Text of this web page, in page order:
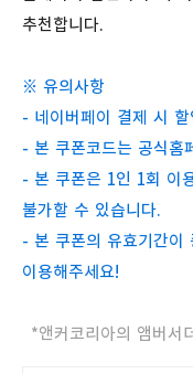
추천합니다.
※ 유의사항
- 네이버페이 결제 시
- 본 쿠폰코드는 공식홈
- 본 쿠폰은 1인 1회 이
불가할 수 있습니다.
- 본 쿠폰의 유효기간이
이용해주세요!
*앤커코리아의 앰버서